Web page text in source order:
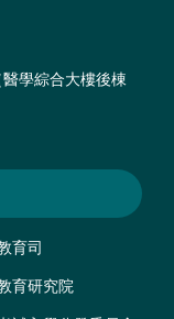
醫學綜合大樓後棟
育司
育研究院